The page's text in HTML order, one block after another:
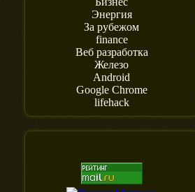
Энергия
За рубежом
finance
Веб разработка
Железо
Android
Google Chrome
lifehack